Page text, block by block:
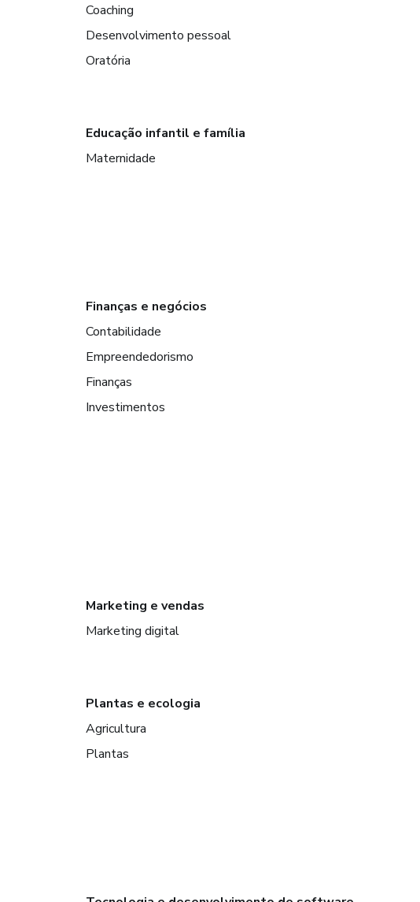
Coaching
Desenvolvimento pessoal
Oratória
Educação infantil e família
Maternidade
Finanças e negócios
Contabilidade
Empreendedorismo
Finanças
Investimentos
Marketing e vendas
Marketing digital
Plantas e ecologia
Agricultura
Plantas